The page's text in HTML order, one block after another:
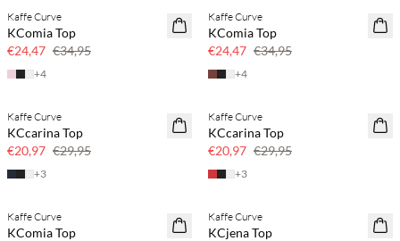
SAVE20
30% korting
Kaffe Curve
KComia Top
€24,47 €34,95
+4
SAVE20
30% korting
Kaffe Curve
KComia Top
€24,47 €34,95
+4
SAVE20
Kaffe Curve
KCcarina Top
€20,97 €29,95
+3
SAVE20
Kaffe Curve
KCcarina Top
€20,97 €29,95
+3
NEWS
Kaffe Curve
KComia Top
NEWS
Kaffe Curve
KCjena Top